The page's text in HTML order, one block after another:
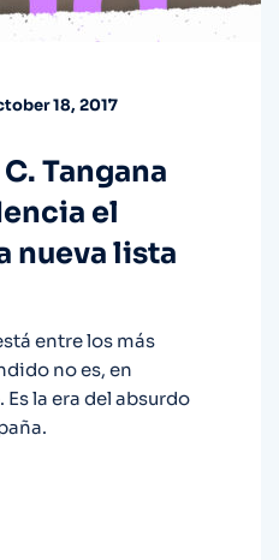
18, 2017
C. Tangana
el
nueva lista
entre los más
no es, en
la era del absurdo